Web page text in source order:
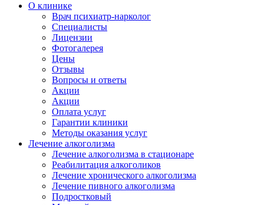
О клинике
Врач психиатр-нарколог
Специалисты
Лицензии
Фотогалерея
Цены
Отзывы
Вопросы и ответы
Акции
Акции
Оплата услуг
Гарантии клиники
Методы оказания услуг
Лечение алкоголизма
Лечение алкоголизма в стационаре
Реабилитация алкоголиков
Лечение хронического алкоголизма
Лечение пивного алкоголизма
Подростковый